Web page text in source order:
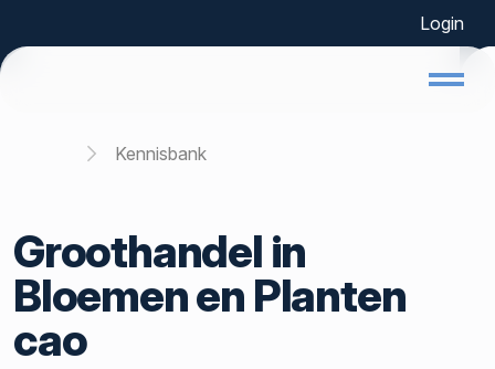
Login
Home Kennisbank
Groothandel in
Bloemen en Planten
cao